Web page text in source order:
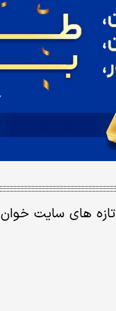
تازه های سایت خوان